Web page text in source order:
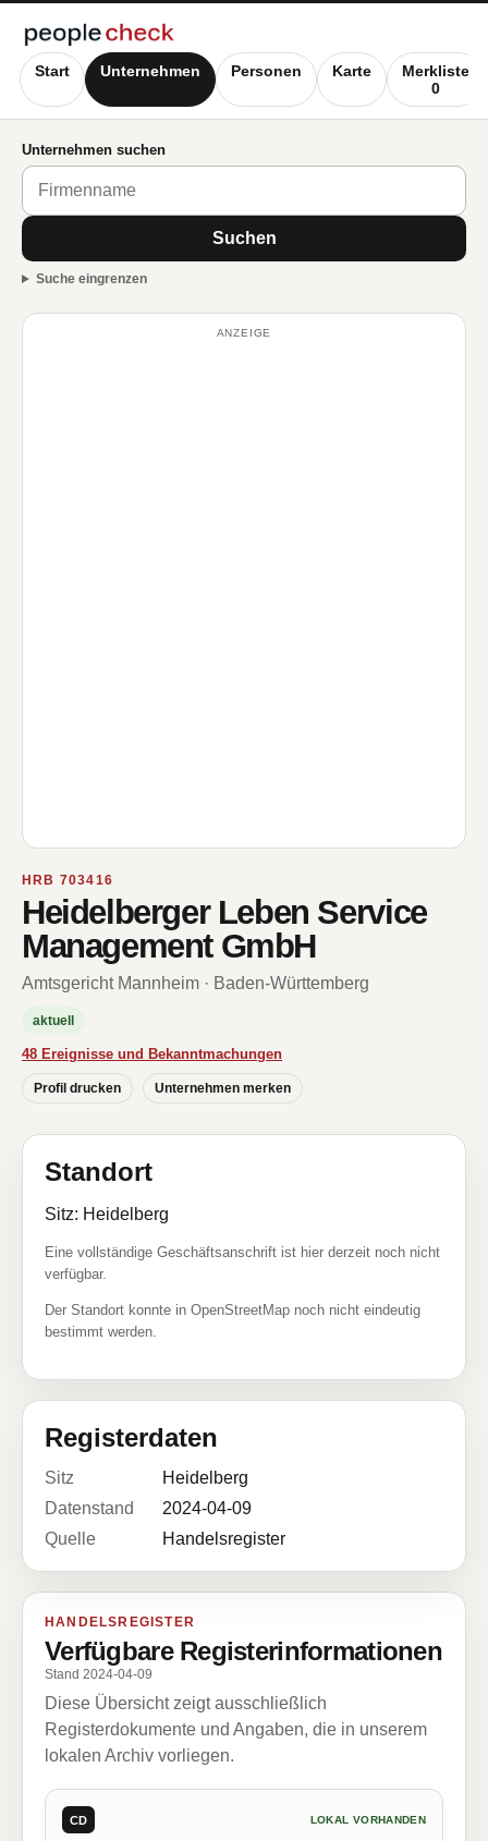
Start Unternehmen Personen Karte
Merkliste
0
Unternehmen suchen
Suchen
Suche eingrenzen
ANZEIGE
HRB 703416
Heidelberger Leben Service
Management GmbH
Amtsgericht Mannheim · Baden-Württemberg
aktuell
48 Ereignisse und Bekanntmachungen
Profil drucken Unternehmen merken
Standort
Sitz: Heidelberg
Eine vollständige Geschäftsanschrift ist hier derzeit noch nicht
verfügbar.
Der Standort konnte in OpenStreetMap noch nicht eindeutig
bestimmt werden.
Registerdaten
Sitz
Heidelberg
Datenstand
2024-04-09
Quelle
Handelsregister
HANDELSREGISTER
Verfügbare Registerinformationen
Stand 2024-04-09
Diese Übersicht zeigt ausschließlich
Registerdokumente und Angaben, die in unserem
lokalen Archiv vorliegen.
CD LOKAL VORHANDEN